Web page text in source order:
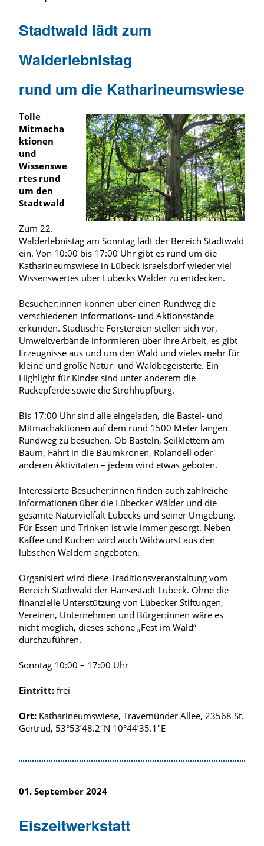
Stadtwald lädt zum
Walderlebnistag
rund um die Katharineumswiese
Tolle
Mitmacha
ktionen
und
Wissenswe
rtes rund
um den
Stadtwald
Zum 22.
Walderlebnistag am Sonntag lädt der Bereich Stadtwald
ein. Von 10:00 bis 17:00 Uhr gibt es rund um die
Katharineumswiese in Lübeck Israelsdorf wieder viel
Wissenswertes über Lübecks Wälder zu entdecken.
Besucher:innen können über einen Rundweg die
verschiedenen Informations- und Aktionsstände
erkunden. Städtische Förstereien stellen sich vor,
Umweltverbände informieren über ihre Arbeit, es gibt
Erzeugnisse aus und um den Wald und vieles mehr für
kleine und große Natur- und Waldbegeisterte. Ein
Highlight für Kinder sind unter anderem die
Rückepferde sowie die Strohhüpfburg.
Bis 17:00 Uhr sind alle eingeladen, die Bastel- und
Mitmachaktionen auf dem rund 1500 Meter langen
Rundweg zu besuchen. Ob Basteln, Seilklettern am
Baum, Fahrt in die Baumkronen, Rolandell oder
anderen Aktivitäten – jedem wird etwas geboten.
Interessierte Besucher:innen finden auch zahlreiche
Informationen über die Lübecker Wälder und die
gesamte Naturvielfalt Lübecks und seiner Umgebung.
Für Essen und Trinken ist wie immer gesorgt. Neben
Kaffee und Kuchen wird auch Wildwurst aus den
lübschen Wäldern angeboten.
Organisiert wird diese Traditionsveranstaltung vom
Bereich Stadtwald der Hansestadt Lübeck. Ohne die
finanzielle Unterstützung von Lübecker Stiftungen,
Vereinen, Unternehmen und Bürger:innen wäre es
nicht möglich, dieses schöne „Fest im Wald“
durchzuführen.
Sonntag 10:00 – 17:00 Uhr
Eintritt: frei
Ort: Katharineumswiese, Travemünder Allee, 23568 St.
Gertrud, 53°53’48.2″N 10°44’35.1″E
01. September 2024
Eiszeitwerkstatt